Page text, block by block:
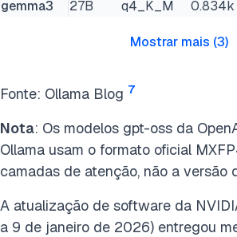
gemma3
27B q4_K_M 0.834k
Mostrar mais (3)
Fonte: Ollama Blog 7
Nota: Os modelos gpt-oss da
Ollama usam o formato oficial
camadas de atenção, não a versão
A atualização de software da
a 9 de janeiro de 2026) entregou